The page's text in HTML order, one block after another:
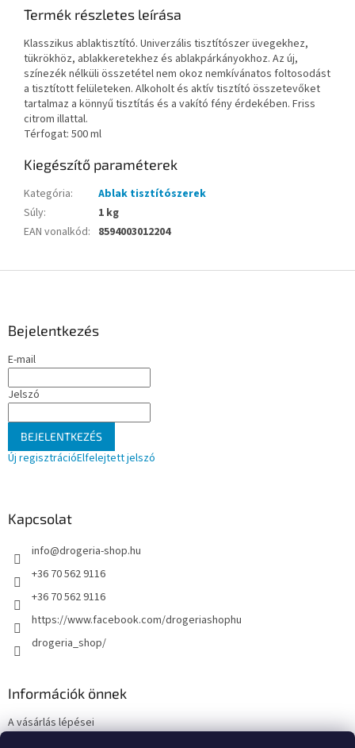
Termék részletes leírása
Klasszikus ablaktisztító. Univerzális tisztítószer üvegekhez,
tükrökhöz, ablakkeretekhez és ablakpárkányokhoz. Az új,
színezék nélküli összetétel nem okoz nemkívánatos foltosodást
a tisztított felületeken. Alkoholt és aktív tisztító összetevőket
tartalmaz a könnyű tisztítás és a vakító fény érdekében. Friss
citrom illattal.
Térfogat: 500 ml
Kiegészítő paraméterek
Kategória:
Ablak tisztítószerek
Súly:
1 kg
EAN vonalkód: 8594003012204
Bejelentkezés
E-mail
Jelszó
BEJELENTKEZÉS
Új regisztrációElfelejtett jelszó
Kapcsolat
info@drogeria-shop.hu
+36 70 562 9116
+36 70 562 9116
https://www.facebook.com/drogeriashophu
drogeria_shop/
Információk önnek
A vásárlás lépései